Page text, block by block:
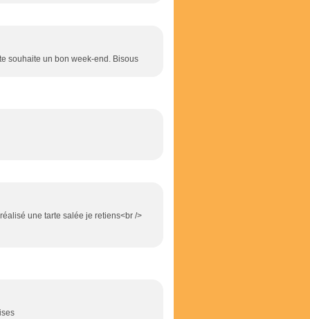
souhaite un bon week-end. Bisous
une tarte salée je retiens<br />